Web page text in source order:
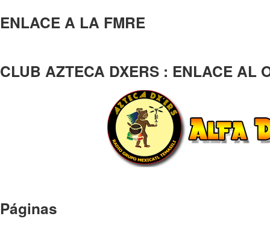
ENLACE A LA FMRE
CLUB AZTECA DXERS : ENLACE AL
Páginas